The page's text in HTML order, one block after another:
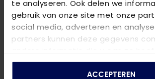
te analyseren. Ook delen we
gebruik van onze site met onze
social media, adverteren en
partners kunnen deze gegevens
andere informatie die u aan ze
die ze hebben verzameld op basis
ACCEPTEREN